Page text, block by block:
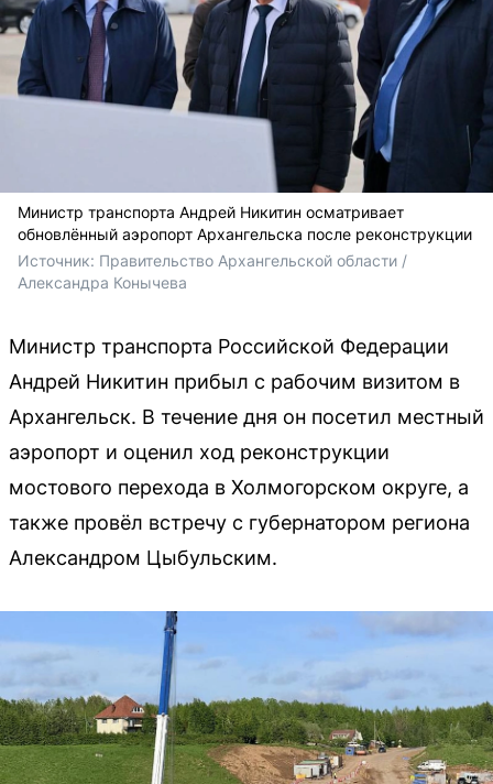
Министр транспорта Андрей Никитин осматривает
обновлённый аэропорт Архангельска после реконструкции
Источник: Правительство Архангельской области /
Александра Конычева
Министр транспорта Российской Федерации
Андрей Никитин прибыл с рабочим визитом в
Архангельск. В течение дня он посетил местный
аэропорт и оценил ход реконструкции
мостового перехода в Холмогорском округе, а
также провёл встречу с губернатором региона
Александром Цыбульским.